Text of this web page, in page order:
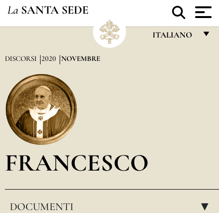
La SANTA SEDE
ITALIANO
العربيّة
DISCORSI 2020 NOVEMBRE
FRANCESCO
DOCUMENTI ▸